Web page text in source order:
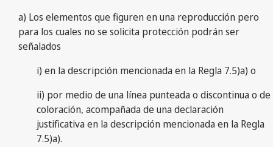
a) Los elementos que figuren en una reproducción pero
para los cuales no se solicita protección podrán ser
señalados
i) en la descripción mencionada en la Regla 7.5)a) o
ii) por medio de una línea punteada o discontinua o de
coloración, acompañada de una declaración
justificativa en la descripción mencionada en la Regla
7.5)a).